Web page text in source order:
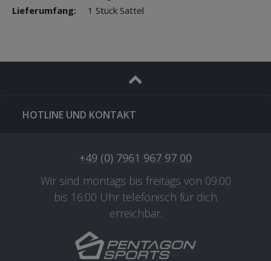
Lieferumfang:
1 Stück Sattel
HOTLINE UND KONTAKT
+49 (0) 7961 967 97 00
Wir sind montags bis freitags von 09:00
bis 16:00 Uhr telefonisch für dich
erreichbar.